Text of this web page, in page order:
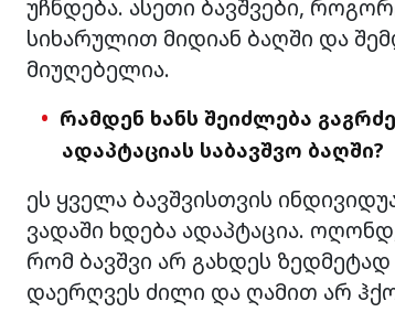
უჩნდება. ასეთი ბავშვები,
სიხარულით მიდიან ბაღში და
მიუღებელია.
რამდენ ხანს შეიძლება
ადაპტაციას საბავშვო ბაღში?
ეს ყველა ბავშვისთვის
ვადაში ხდება ადაპტაცია.
რომ ბავშვი არ გახდეს
დაერღვეს ძილი და ღამით არ